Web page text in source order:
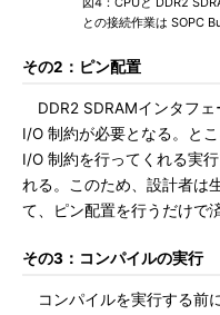
との接続作業は SOPC
その2：ピン配置
DDR2 SDRAMインタフェ
I/O 制約が必要となる。と
I/O 制約を行ってくれる実
れる。このため、設計者は
て、ピン配置を行うだけで済
その3：コンパイルの実行
コンパイルを実行する前